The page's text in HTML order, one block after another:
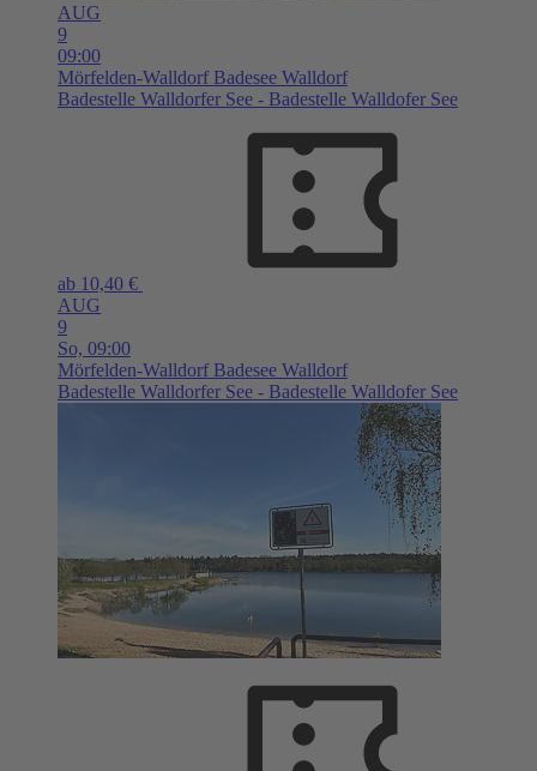
AUG
9
09:00
Mörfelden-Walldorf Badesee Walldorf
Badestelle Walldorfer See - Badestelle Walldofer See
ab 10,40 €
AUG
9
So, 09:00
Mörfelden-Walldorf Badesee Walldorf
Badestelle Walldorfer See - Badestelle Walldofer See